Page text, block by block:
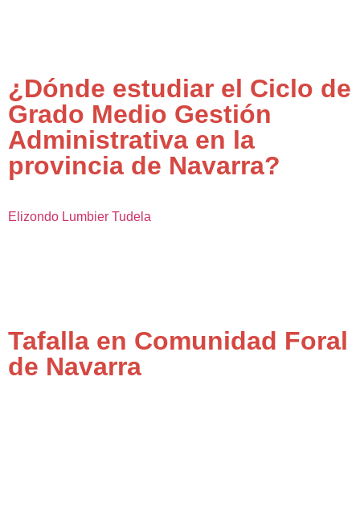
¿Dónde estudiar el Ciclo de
Grado Medio Gestión
Administrativa en la
provincia de Navarra?
Elizondo Lumbier Tudela
Tafalla en Comunidad Foral
de Navarra